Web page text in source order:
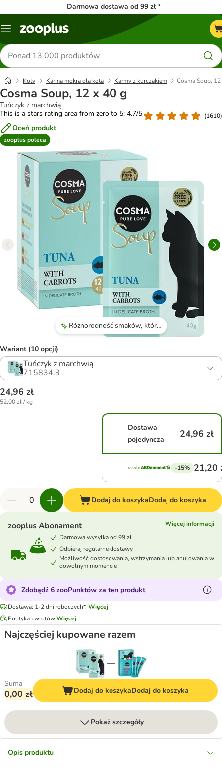
Darmowa dostawa od 99 zł *
Menu
Szukaj
produktów
Koty Karma mokra dla kota Karmy z kurczakiem Cosma Soup,
Cosma Soup, 12 x 40 g
Tuńczyk z marchwią
This is a stars rating area from zero to 5: 4.7/5
(1610)
Oceń produkt
zooplus poleca
Różnorodność smaków, które koty uwielbiają.
Wariant (10 opcji)
Tuńczyk z marchwią
715834.3
24,96 zł
52,00 zł / kg
Dostawa
pojedyncza
24,96 zł
-15% 21,20
Dodaj do koszykaDodaj do koszyka
zooplus Abonament
Więcej informacji
Darmowa wysyłka od 99 zł
Odbieraj regularne dostawy
Możliwość dostosowania, wstrzymania lub anulowania w
dowolnym momencie
Zdobądź 6 zooPunktów za ten produkt
Dostawa: 1-2 dni roboczych*. Więcej
Polityka zwrotówWięcej
Najczęściej kupowane razem
Suma
0,00 zł Dodaj do koszykaDodaj do koszyka
Pokaż szczegóły
Opis produktu